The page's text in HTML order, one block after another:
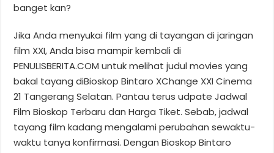
banget kan?
Jika Anda menyukai film yang di tayangan di jaringan
film XXI, Anda bisa mampir kembali di
PENULISBERITA.COM untuk melihat judul movies yang
bakal tayang diBioskop Bintaro XChange XXI Cinema
21 Tangerang Selatan. Pantau terus udpate Jadwal
Film Bioskop Terbaru dan Harga Tiket. Sebab, jadwal
tayang film kadang mengalami perubahan sewaktu-
waktu tanya konfirmasi. Dengan Bioskop Bintaro